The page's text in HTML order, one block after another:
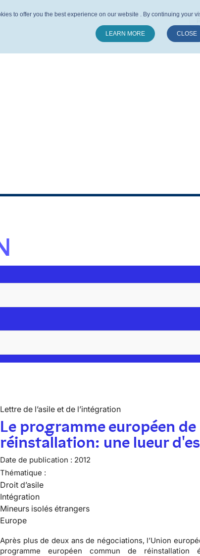
Lettre de l’asile et de l’intégration
Le programme européen de
réinstallation: une lueur
Date de publication : 2012
Thématique :
Droit d’asile
Intégration
Mineurs isolés étrangers
Europe
Après plus de deux ans de négociations, l’Union
programme européen commun de réinstallation
to offer you the best experience on our website . By continuing your
LEARN MORE CLOSE